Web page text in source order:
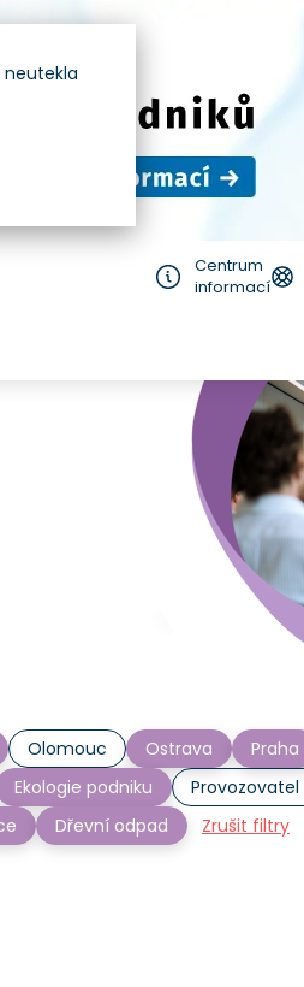
Centrum
informací
Olomouc Ostrava Praha
Ekologie podniku
Dřevní odpad Zrušit filtry